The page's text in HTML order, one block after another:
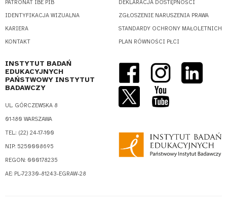
PATRONAT IBE PIB
IDENTYFIKACJA WIZUALNA
KARIERA
KONTAKT
DEKLARACJA DOSTĘPNOŚCI
ZGŁOSZENIE NARUSZENIA PRAWA
STANDARDY OCHRONY MAŁOLETNICH
PLAN RÓWNOŚCI PŁCI
INSTYTUT BADAŃ
EDUKACYJNYCH
PAŃSTWOWY INSTYTUT
BADAWCZY
UL. GÓRCZEWSKA 8
01-180 WARSZAWA
TEL.: (22) 24-17-100
NIP: 5250008695
REGON: 000178235
AE: PL-72330-81243-EGRAW-28